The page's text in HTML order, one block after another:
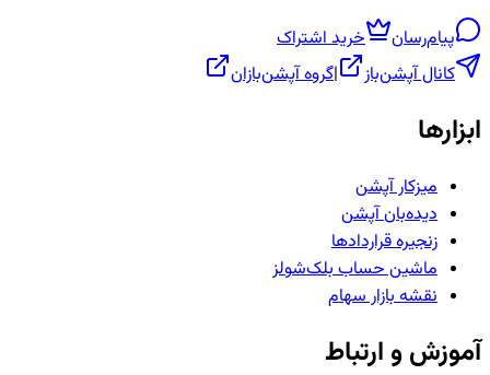
پیام‌رسان
خرید اشتراک
کانال آپشن‌باز
|گروه آپشن‌بازان
ابزارها
میزکار آپشن
دیده‌بان آپشن
زنجیره قراردادها
ماشین حساب بلک‌شولز
نقشه بازار سهام
آموزش و ارتباط